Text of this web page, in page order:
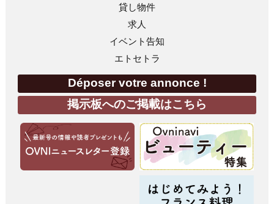
貸し物件
求人
イベント告知
エトセトラ
Déposer votre annonce !
掲示板へのご掲載はこちら